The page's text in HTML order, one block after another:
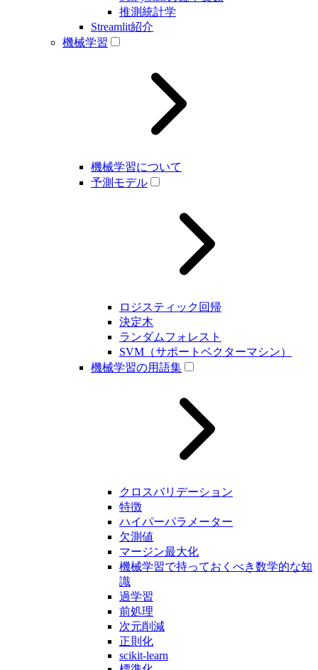
推測統計学
Streamlit紹介
機械学習
機械学習について
予測モデル
ロジスティック回帰
決定木
ランダムフォレスト
SVM（サポートベクターマシン）
機械学習の用語集
クロスバリデーション
特徴
ハイパーパラメーター
欠測値
マージン最大化
機械学習で持っておくべき数学的な知
識
過学習
前処理
次元削減
正則化
scikit-learn